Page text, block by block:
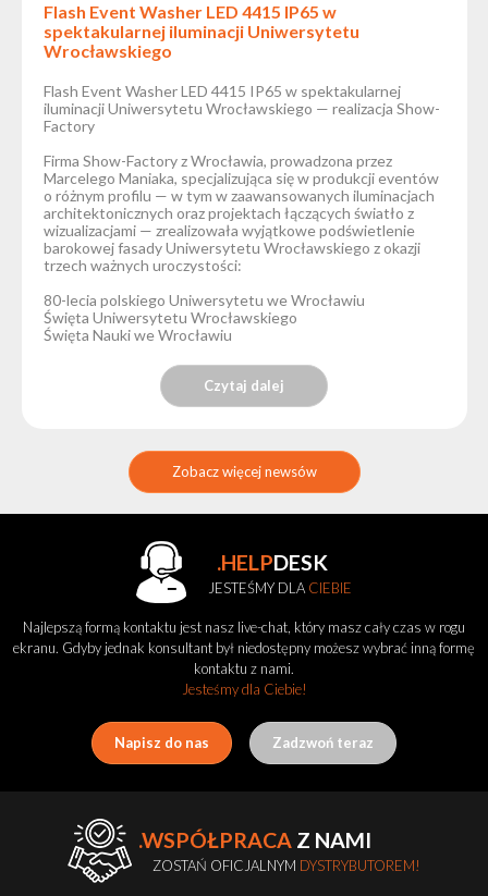
Flash Event Washer LED 4415 IP65 w
spektakularnej iluminacji Uniwersytetu
Wrocławskiego
Flash Event Washer LED 4415 IP65 w spektakularnej
iluminacji Uniwersytetu Wrocławskiego — realizacja Show-
Factory
Firma Show-Factory z Wrocławia, prowadzona przez
Marcelego Maniaka, specjalizująca się w produkcji eventów
o różnym profilu — w tym w zaawansowanych iluminacjach
architektonicznych oraz projektach łączących światło z
wizualizacjami — zrealizowała wyjątkowe podświetlenie
barokowej fasady Uniwersytetu Wrocławskiego z okazji
trzech ważnych uroczystości:
80-lecia polskiego Uniwersytetu we Wrocławiu
Święta Uniwersytetu Wrocławskiego
Święta Nauki we Wrocławiu
Czytaj dalej
Zobacz więcej newsów
.HELPDESK
JESTEŚMY DLA CIEBIE
Najlepszą formą kontaktu jest nasz live-chat, który masz cały czas w rogu
ekranu. Gdyby jednak konsultant był niedostępny możesz wybrać inną formę
kontaktu z nami.
Jesteśmy dla Ciebie!
Napisz do nas Zadzwoń teraz
.WSPÓŁPRACA Z NAMI
ZOSTAŃ OFICJALNYM DYSTRYBUTOREM!